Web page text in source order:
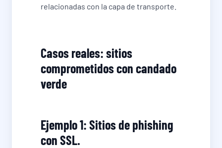
relacionadas con la capa de transporte.
Casos reales: sitios
comprometidos con candado
verde
Ejemplo 1: Sitios de phishing
con SSL.